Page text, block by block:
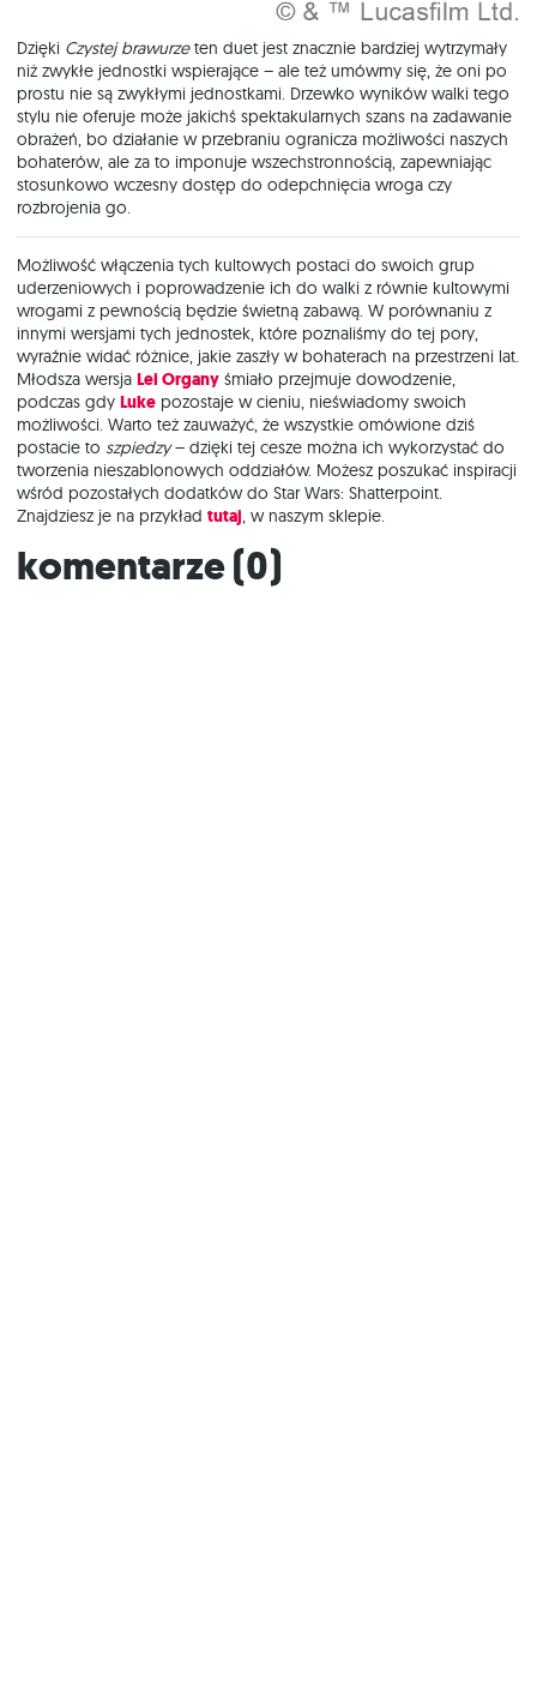
Dzięki Czystej brawurzeten duet jest znacznie bardziej wytrzymały
niż zwykłe jednostki wspierające – ale też umówmy się, że oni po
prostu nie są zwykłymi jednostkami. Drzewko wyników walki tego
stylu nie oferuje może jakichś spektakularnych szans na zadawanie
obrażeń, bo działanie w przebraniu ogranicza możliwości naszych
bohaterów, ale za to imponuje wszechstronnością, zapewniając
stosunkowo wczesny dostęp do odepchnięcia wroga czy
rozbrojenia go.
Możliwość włączenia tych kultowych postaci do swoich grup
uderzeniowych i poprowadzenie ich do walki z równie kultowymi
wrogami z pewnością będzie świetną zabawą. W porównaniu z
innymi wersjami tych jednostek, które poznaliśmy do tej pory,
wyraźnie widać różnice, jakie zaszły w bohaterach na przestrzeni lat.
Młodsza wersja Lei Organy śmiało przejmuje dowodzenie,
podczas gdy Luke pozostaje w cieniu, nieświadomy swoich
możliwości. Warto też zauważyć, że wszystkie omówione dziś
postacie to szpiedzy– dzięki tej cesze można ich wykorzystać do
tworzenia nieszablonowych oddziałów. Możesz poszukać inspiracji
wśród pozostałych dodatków do Star Wars: Shatterpoint.
Znajdziesz je na przykład tutaj, w naszym sklepie.
Komentarze (0)